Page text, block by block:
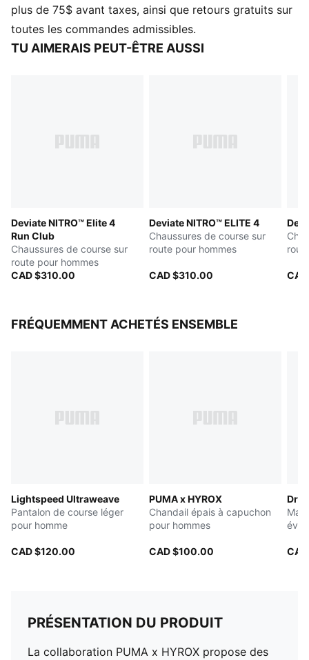
La tige de ces chaussures est composée d'au moins
30 % de matériaux recyclés
DÉTAILS
Poids : 194 g (taille 8 UK); Hauteur de la semelle : 40
mm/32 mm
plus de 75$ avant taxes, ainsi que retours gratuits sur
toutes les commandes admissibles.
TU AIMERAIS PEUT-ÊTRE AUSSI
Deviate NITRO™ Elite 4
Run Club
Chaussures de course sur
route pour hommes
CAD $310.00
Deviate NITRO™ ELITE 4
Chaussures de course sur
route pour hommes
CAD $310.00
FRÉQUEMMENT ACHETÉS ENSEMBLE
Lightspeed Ultraweave
Pantalon de course léger
pour homme
CAD $120.00
PUMA x HYROX
Chandail épais à capuchon
pour hommes
CAD $100.00
PRÉSENTATION DU PRODUIT
La collaboration PUMA x HYROX propose des